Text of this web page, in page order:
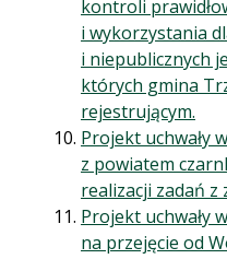
kontroli
i wykorzystania
i niepublicznych
których gmina
rejestrującym.
Projekt uchwały
z powiatem
realizacji zadań
Projekt uchwały
na przejęcie od